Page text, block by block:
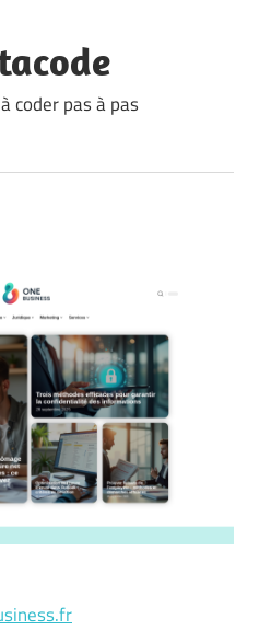
coder pas à pas